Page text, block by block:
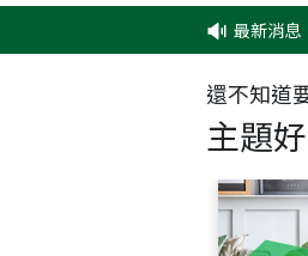
最新消息
還不知道
主題